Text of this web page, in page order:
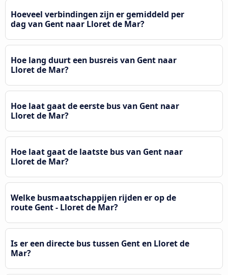
Hoeveel verbindingen zijn er gemiddeld per
dag van Gent naar Lloret de Mar?
Hoe lang duurt een busreis van Gent naar
Lloret de Mar?
Hoe laat gaat de eerste bus van Gent naar
Lloret de Mar?
Hoe laat gaat de laatste bus van Gent naar
Lloret de Mar?
Welke busmaatschappijen rijden er op de
route Gent - Lloret de Mar?
Is er een directe bus tussen Gent en Lloret de
Mar?